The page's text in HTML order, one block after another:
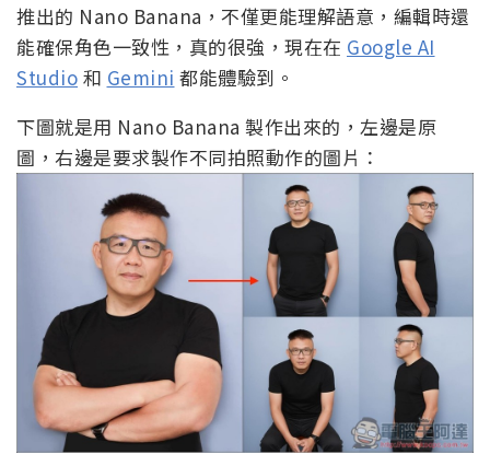
推出的 Nano Banana，不僅更能理解語意，編輯時還
能確保角色一致性，真的很強，現在在 Google AI
Studio 和 Gemini 都能體驗到。
下圖就是用 Nano Banana 製作出來的，左邊是原
圖，右邊是要求製作不同拍照動作的圖片：